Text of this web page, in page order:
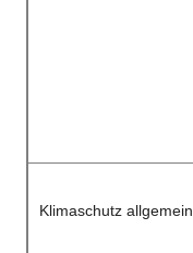
Klimaschutz allgemein